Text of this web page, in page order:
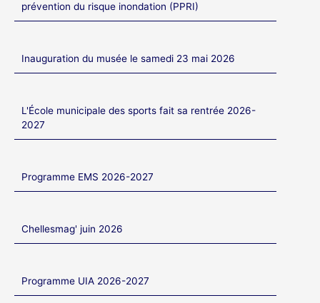
prévention du risque inondation (PPRI)
Inauguration du musée le samedi 23 mai 2026
L'École municipale des sports fait sa rentrée 2026-
2027
Programme EMS 2026-2027
Chellesmag' juin 2026
Programme UIA 2026-2027